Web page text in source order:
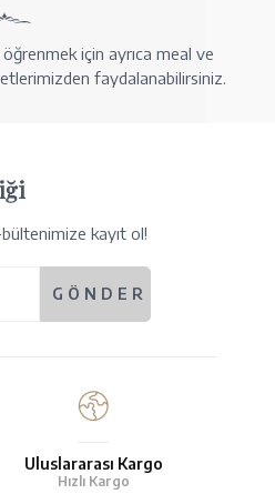
için ayrıca meal ve
faydalanabilirsiniz.
kayıt ol!
Uluslararası Kargo
Hızlı Kargo